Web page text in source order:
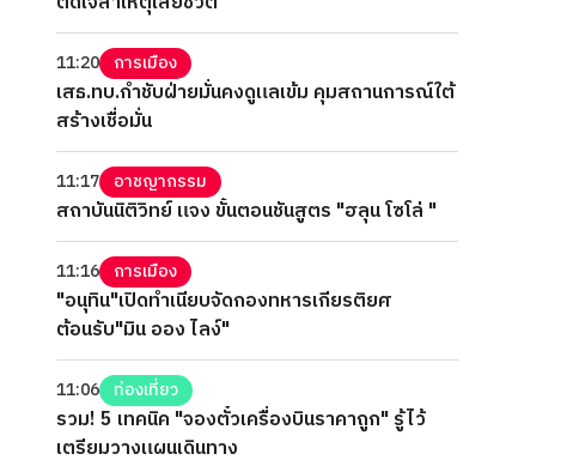
11:20 การเมือง
เสธ.ทบ.กำชับฝ่ายมั่นคงดูแลเข้ม คุมสถานการณ์ใต้
สร้างเชื่อมั่น
11:17 อาชญากรรม
สถาบันนิติวิทย์ แจง ขั้นตอนชันสูตร "ฮลุน โซโล่ "
11:16 การเมือง
"อนุทิน"เปิดทำเนียบจัดกองทหารเกียรติยศ
ต้อนรับ"มิน ออง ไลง์"
11:06 ท่องเที่ยว
รวม! 5 เทคนิค "จองตั๋วเครื่องบินราคาถูก" รู้ไว้
เตรียมวางแผนเดินทาง